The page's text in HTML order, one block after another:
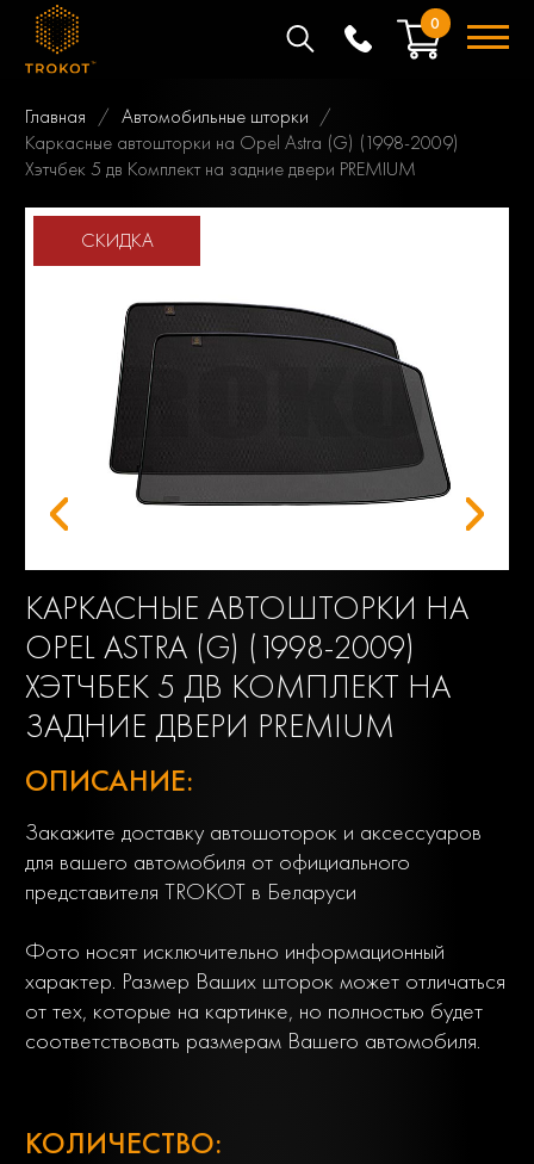
0
Главная
Автомобильные шторки
Каркасные автошторки на Opel Astra (G) (1998-2009)
Хэтчбек 5 дв Комплект на задние двери PREMIUM
КАРКАСНЫЕ АВТОШТОРКИ НА
OPEL ASTRA (G) (1998-2009)
ХЭТЧБЕК 5 ДВ КОМПЛЕКТ НА
ЗАДНИЕ ДВЕРИ PREMIUM
СКИДКА
ОПИСАНИЕ:
Закажите доставку автошоторок и аксессуаров
для вашего автомобиля от официального
представителя TROKOT в Беларуси
Фото носят исключительно информационный
характер. Размер Ваших шторок может отличаться
от тех, которые на картинке, но полностью будет
соответствовать размерам Вашего автомобиля.
КОЛИЧЕСТВО: